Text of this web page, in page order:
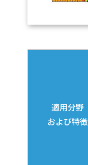
適用分野
および特徴